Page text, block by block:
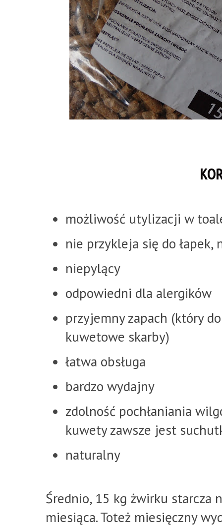
możliwość utylizacji w
nie przykleja się do łapek,
niepylący
odpowiedni dla alergików
przyjemny zapach (który
kuwetowe skarby)
łatwa obsługa
bardzo wydajny
zdolność pochłaniania
kuwety zawsze jest
naturalny
Średnio, 15 kg żwirku starcza
miesiąca. Toteż miesięczny